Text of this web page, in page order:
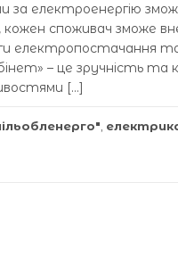
за електроенергію
кожен споживач зможе
електропостачання
– це зручність та
[…]
,